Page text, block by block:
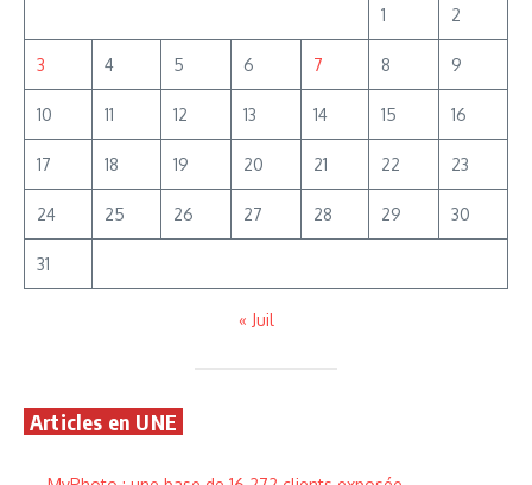
1 2
3 4 5 6 7 8 9
10 11 12 13 14 15 16
17 18 19 20 21 22 23
24 25 26 27 28 29 30
31
« Juil
Articles en UNE